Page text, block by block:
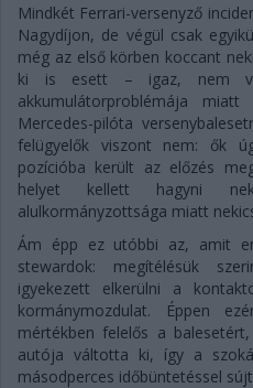
Mindkét Ferrari-versenyző
Nagydíjon, de végül csak
még az első körben koccant
ki is esett – igaz, nem
akkumulátorproblémája
Mercedes-pilóta
felügyelők viszont nem: ők
pozícióba került az előzés
helyet kellett hagyni
alulkormányzottsága miatt
Ám épp ez utóbbi az, amit
stewardok: megítélésük
igyekezett elkerülni a
kormánymozdulat. Éppen
mértékben felelős a
autója váltotta ki, így a
másodperces időbüntetéssel